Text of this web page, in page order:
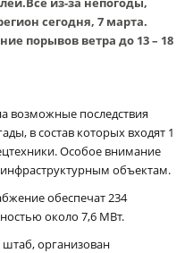
сегодня, 7 марта.
порывов ветра до 13 – 18
возможные последствия
в состав которых входят 1
Особое внимание
объектам.
обеспечат 234
около 7,6 МВт.
организован